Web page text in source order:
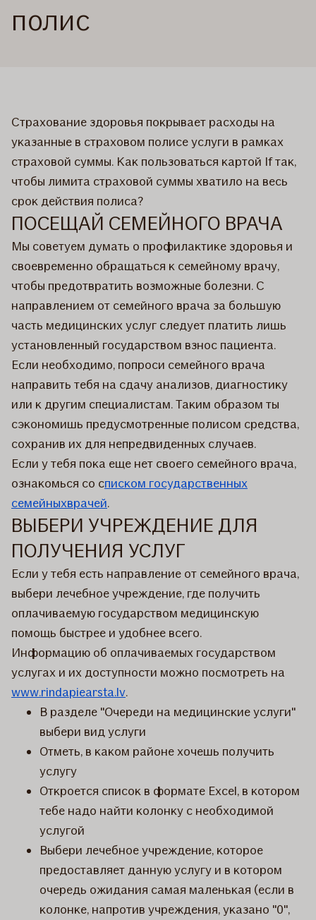
полис
Страхование здоровья покрывает расходы на
указанные в страховом полисе услуги в рамках
страховой суммы. Как пользоваться картой If так,
чтобы лимита страховой суммы хватило на весь
срок действия полиса?
ПОСЕЩАЙ СЕМЕЙНОГО ВРАЧА
Мы советуем думать о профилактике здоровья и
своевременно обращаться к семейному врачу,
чтобы предотвратить возможные болезни. С
направлением от семейного врача за большую
часть медицинских услуг следует платить лишь
установленный государством взнос пациента.
Если необходимо, попроси семейного врача
направить тебя на сдачу анализов, диагностику
или к другим специалистам. Таким образом ты
сэкономишь предусмотренные полисом средства,
сохранив их для непредвиденных случаев.
Если у тебя пока еще нет своего семейного врача,
ознакомься со списком государственных
семейныхврачей.
ВЫБЕРИ УЧРЕЖДЕНИЕ ДЛЯ
ПОЛУЧЕНИЯ УСЛУГ
Если у тебя есть направление от семейного врача,
выбери лечебное учреждение, где получить
оплачиваемую государством медицинскую
помощь быстрее и удобнее всего.
Информацию об оплачиваемых государством
услугах и их доступности можно посмотреть на
www.rindapiearsta.lv.
В разделе "Очереди на медицинские услуги"
выбери вид услуги
Отметь, в каком районе хочешь получить
услугу
Откроется список в формате Excel, в котором
тебе надо найти колонку с необходимой
услугой
Выбери лечебное учреждение, которое
предоставляет данную услугу и в котором
очередь ожидания самая маленькая (если в
колонке, напротив учреждения, указано "0",